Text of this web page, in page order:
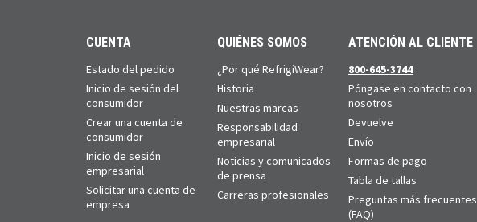
CUENTA
Estado del pedido
Inicio de sesión del
consumidor
Crear una cuenta de
consumidor
Inicio de sesión
empresarial
Solicitar una cuenta de
empresa
QUIÉNES SOMOS
¿Por qué RefrigiWear?
Historia
Nuestras marcas
Responsabilidad
empresarial
Noticias y comunicados
de prensa
Carreras profesionales
ATENCIÓN AL CLIENTE
800-645-3744
Póngase en contacto con
nosotros
Devuelve
Envío
Formas de pago
Tabla de tallas
Preguntas más frecuentes
(FAQ)